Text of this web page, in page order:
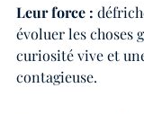
Leur force :
évoluer les choses
curiosité vive et
contagieuse.